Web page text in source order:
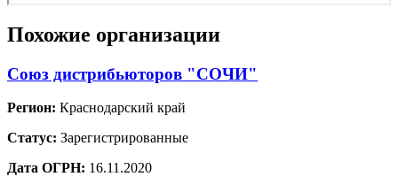
Похожие организации
Союз дистрибьюторов "СОЧИ"
Регион: Краснодарский край
Статус: Зарегистрированные
Дата ОГРН: 16.11.2020